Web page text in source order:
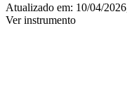
Atualizado em: 10/04/
Ver instrumento